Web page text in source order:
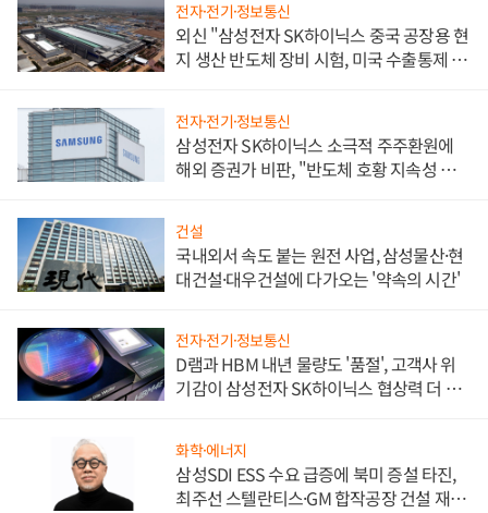
전자·전기·정보통신
외신 "삼성전자 SK하이닉스 중국 공장용 현
지 생산 반도체 장비 시험, 미국 수출통제 대
전자·전기·정보통신
삼성전자 SK하이닉스 소극적 주주환원에
해외 증권가 비판, "반도체 호황 지속성 의
건설
국내외서 속도 붙는 원전 사업, 삼성물산·현
대건설·대우건설에 다가오는 '약속의 시간'
전자·전기·정보통신
D램과 HBM 내년 물량도 '품절', 고객사 위
기감이 삼성전자 SK하이닉스 협상력 더 키
화학·에너지
삼성SDI ESS 수요 급증에 북미 증설 타진,
최주선 스텔란티스·GM 합작공장 건설 재추